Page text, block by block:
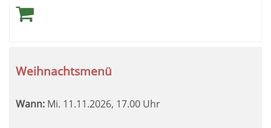
Weihnachtsmenü
Wann: Mi. 11.11.2026, 17.00 Uhr